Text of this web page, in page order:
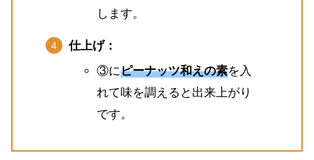
します。
仕上げ：
③にピーナッツ和えの素を入
れて味を調えると出来上がり
です。